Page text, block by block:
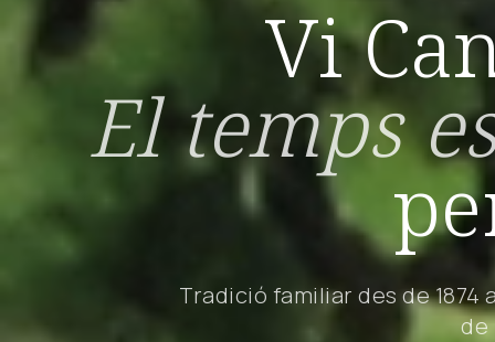
Vi
El temps
Tradició familiar des de 1874
de